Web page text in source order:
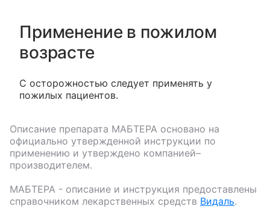
Применение в пожилом
возрасте
С осторожностью следует применять у
пожилых пациентов.
Описание препарата МАБТЕРА основано на
официально утвержденной инструкции по
применению и утверждено компанией–
производителем.
МАБТЕРА - описание и инструкция предоставлены
справочником лекарственных средств Видаль.